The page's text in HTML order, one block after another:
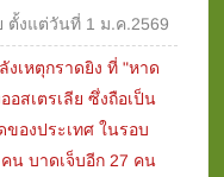
ตั้งแต่วันที่ 1 ม.ค.2569
งเหตุกราดยิง ที่ "หาด
สเตรเลีย ซึ่งถือเป็น
ของประเทศ ในรอบ
น บาดเจ็บอีก 27 คน